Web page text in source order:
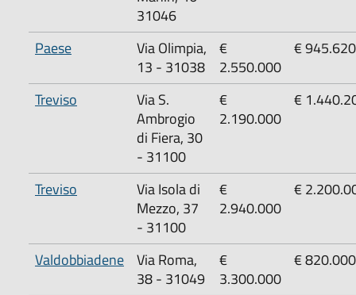
31046
Paese
‌Via Olimpia,
13 - 31038
‌€
2.550.000
‌€ 945.620
Treviso
‌Via S.
Ambrogio
di Fiera, 30
- 31100
‌€
2.190.000
‌€
Treviso
Via Isola di
Mezzo, 37
- 31100
€
2.940.000
€
Valdobbiadene Via Roma,
38 - 31049
€
3.300.000
€ 820.000